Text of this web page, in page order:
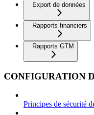
Export de données
Rapports financiers
Rapports GTM
CONFIGURATION
Principes de sécurité